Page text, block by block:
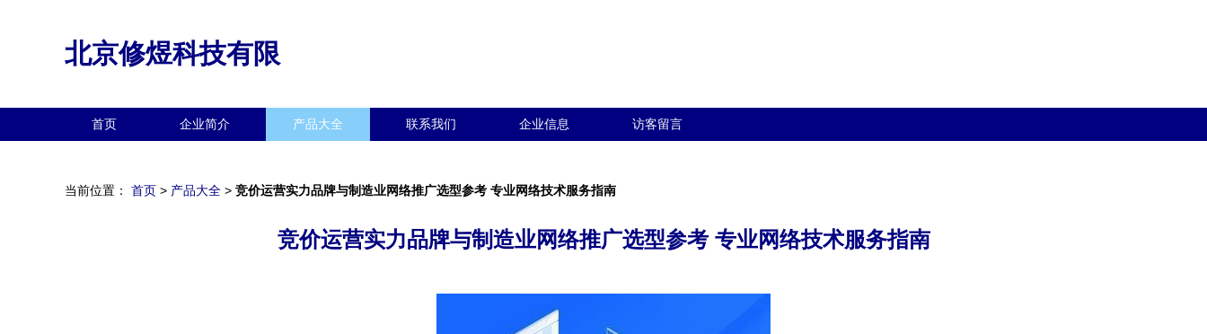
北京修煜科技有限
首页 企业简介 产品大全 联系我们 企业信息 访客留言
当前位置： 首页 > 产品大全 > 竞价运营实力品牌与制造业网络推广选型参考 专业网络技术服务指南
竞价运营实力品牌与制造业网络推广选型参考 专业网络技术服务指南